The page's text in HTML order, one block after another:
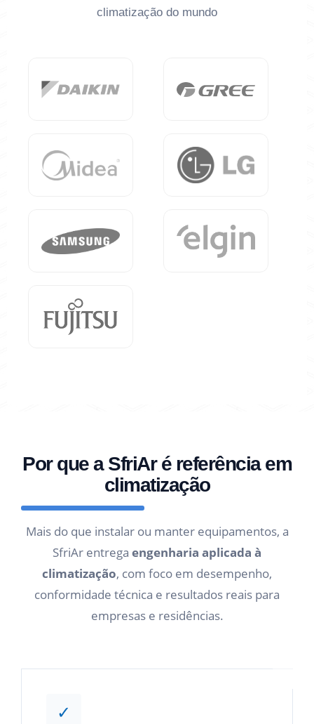
climatização do mundo
Por que a SfriAr é referência em
climatização
Mais do que instalar ou manter equipamentos, a
SfriAr entrega engenharia aplicada à
climatização, com foco em desempenho,
conformidade técnica e resultados reais para
empresas e residências.
✓